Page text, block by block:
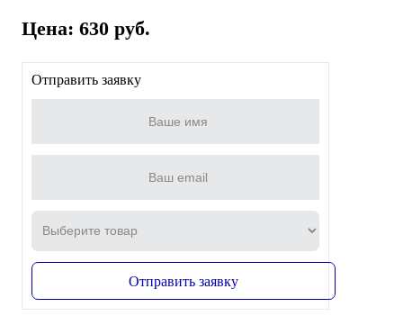
Цена: 630 руб.
Отправить заявку
Отправить заявку